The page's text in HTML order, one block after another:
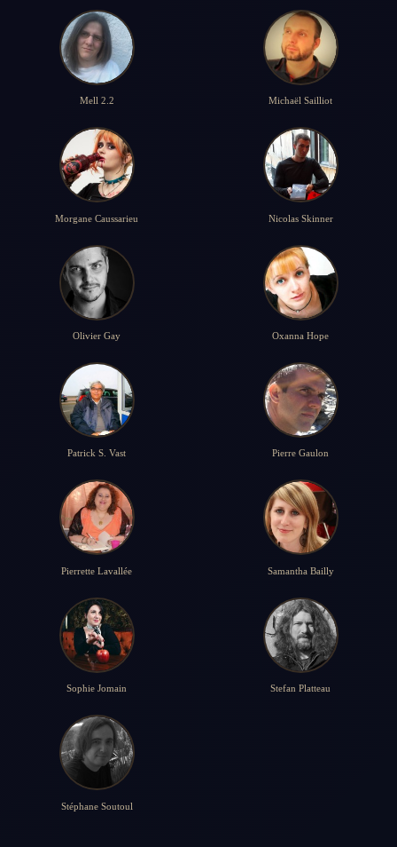
Mell 2.2 Michaël Sailliot
Morgane Caussarieu Nicolas Skinner
Olivier Gay Oxanna Hope
Patrick S. Vast Pierre Gaulon
Pierrette Lavallée Samantha Bailly
Sophie Jomain Stefan Platteau
Stéphane Soutoul